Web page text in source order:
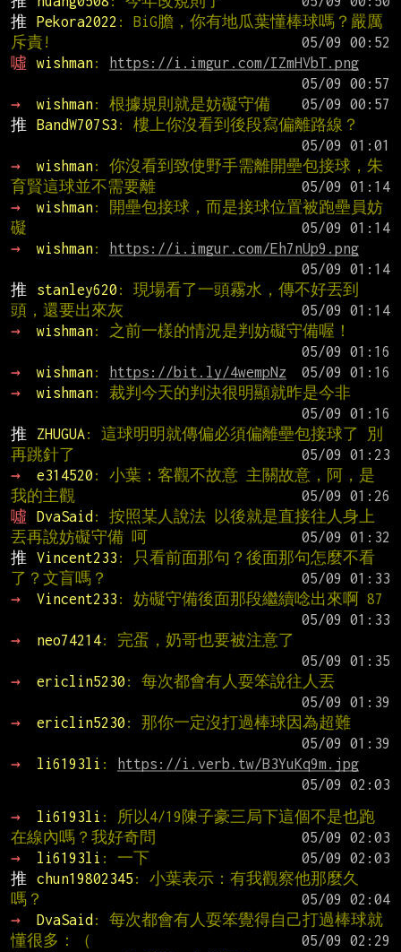
推
Pekora2022 : BiG膽，你有地瓜葉懂棒球嗎？嚴厲
斥責!
噓
wishman:
https://i.imgur.com/IZmHVbT.png
→
wishman: 根據規則就是妨礙守備
推
BandW707S3 : 樓上你沒看到後段寫偏離路線？
→
wishman: 你沒看到致使野手需離開壘包接球，朱
育賢這球並不需要離
→
wishman: 開壘包接球，而是接球位置被跑壘員妨
礙
→
wishman:
https://i.imgur.com/Eh7nUp9.png
推
stanley620 : 現場看了一頭霧水，傳不好丟到
頭，還要出來灰
→
wishman: 之前一樣的情況是判妨礙守備喔！
→
wishman: https://bit.ly/4wempNz
→
wishman: 裁判今天的判決很明顯就昨是今非
推
ZHUGUA: 這球明明就傳偏必須偏離壘包接球了 別
再跳針了
→
e314520 : 小葉：客觀不故意 主關故意，阿，是
我的主觀
噓
DvaSaid : 按照某人說法 以後就是直接往人身上
丟再說妨礙守備 呵
推
Vincent233 : 只看前面那句？後面那句怎麼不看
了？文盲嗎？
→
Vincent233 : 妨礙守備後面那段繼續唸出來啊 87
→
neo74214: 完蛋，奶哥也要被注意了
→
ericlin5230 : 每次都會有人耍笨說往人丟
→
ericlin5230 : 那你一定沒打過棒球因為超難
→
li6193li :
https://i.verb.tw/B3YuKq9m.jpg
→
li6193li : 所以4/19陳子豪三局下這個不是也跑
在線內嗎？我好奇問
→
li6193li : 一下
推
chun19802345 : 小葉表示：有我觀察他那麼久
嗎？
→
DvaSaid : 每次都會有人耍笨覺得自己打過棒球就
懂很多：（